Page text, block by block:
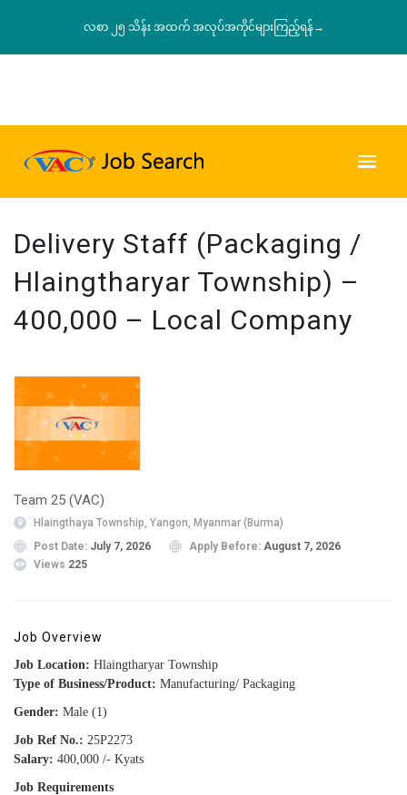
လစာ ၂၅ သိန်း အထက် အလုပ်အကိုင်များကြည့်ရန်→
Delivery Staff (Packaging /
Hlaingtharyar Township) –
400,000 – Local Company
Team 25 (VAC)
Hlaingthaya Township, Yangon, Myanmar (Burma)
Post Date: July 7, 2026 Apply Before: August 7, 2026
Views 225
Job Overview
Job Location: Hlaingtharyar Township
Type of Business/Product: Manufacturing/ Packaging
Gender: Male (1)
Job Ref No.: 25P2273
Salary: 400,000 /- Kyats
Job Requirements